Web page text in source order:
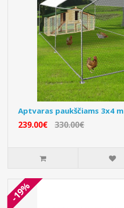
Aptvaras paukščiams 3x4 m
239.00€ 330.00€
-19%